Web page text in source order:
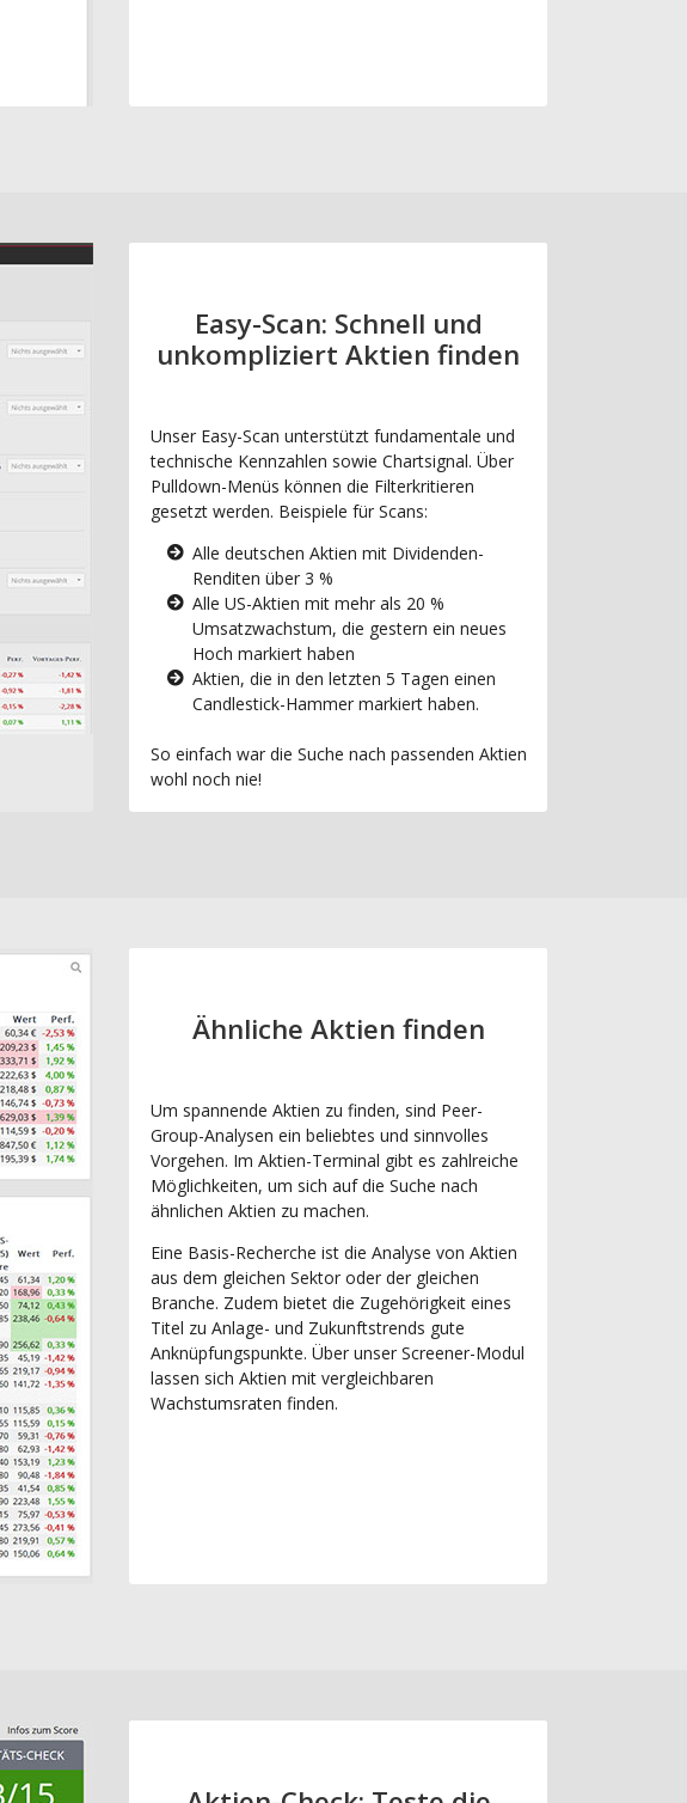
Easy-Scan: Schnell und
unkompliziert Aktien finden
Unser Easy-Scan unterstützt fundamentale und
technische Kennzahlen sowie Chartsignal. Über
Pulldown-Menüs können die Filterkritieren
gesetzt werden. Beispiele für Scans:
Alle deutschen Aktien mit Dividenden-
Renditen über 3 %
Alle US-Aktien mit mehr als 20 %
Umsatzwachstum, die gestern ein neues
Hoch markiert haben
Aktien, die in den letzten 5 Tagen einen
Candlestick-Hammer markiert haben.
So einfach war die Suche nach passenden Aktien
wohl noch nie!
Ähnliche Aktien finden
Um spannende Aktien zu finden, sind Peer-
Group-Analysen ein beliebtes und sinnvolles
Vorgehen. Im Aktien-Terminal gibt es zahlreiche
Möglichkeiten, um sich auf die Suche nach
ähnlichen Aktien zu machen.
Eine Basis-Recherche ist die Analyse von Aktien
aus dem gleichen Sektor oder der gleichen
Branche. Zudem bietet die Zugehörigkeit eines
Titel zu Anlage- und Zukunftstrends gute
Anknüpfungspunkte. Über unser Screener-Modul
lassen sich Aktien mit vergleichbaren
Wachstumsraten finden.